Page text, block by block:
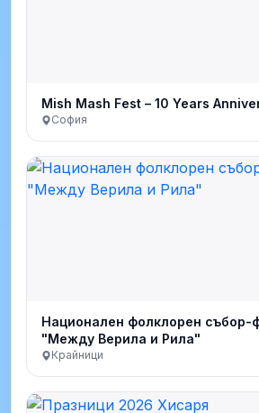
Mish Mash Fest – 10 Years
София
Национален фолклорен събор-
"Между Верила и Рила"
Крайници